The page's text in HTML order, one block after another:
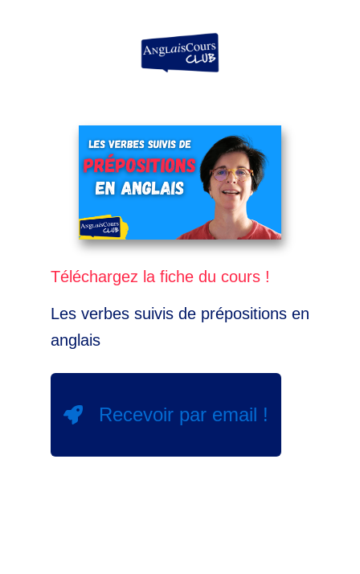
Téléchargez la fiche du cours !
Les verbes suivis de prépositions en
anglais
Recevoir par email !